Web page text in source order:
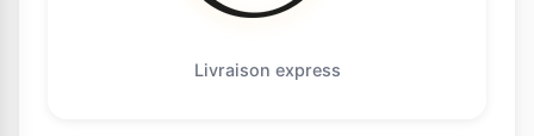
Livraison express